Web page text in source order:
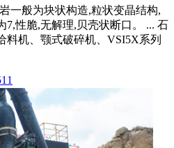
一般为块状构造,粒状变晶结构,
7,性脆,无解理,贝壳状断口。 ... 石
料机、颚式破碎机、VSI5X系列